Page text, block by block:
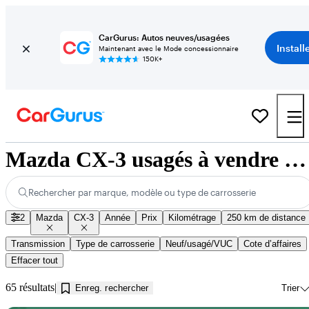
CarGurus: Autos neuves/usagées
Maintenant avec le Mode concessionnaire
150K+
Mazda CX-3 usagés à vendre près de Jonquière, QC
Rechercher par marque, modèle ou type de carrosserie
2 Mazda CX-3 Année Prix Kilométrage 250 km de distance
Transmission Type de carrosserie Neuf/usagé/VUC
Cote d’affaires
Effacer tout
65 résultats Enreg. rechercher Trier